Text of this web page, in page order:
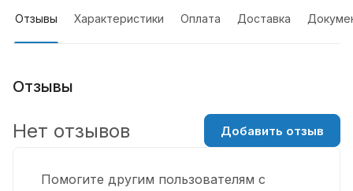
Отзывы Характеристики Оплата Доставка
Отзывы
Помогите другим пользователям с
Нет отзывов Добавить отзыв